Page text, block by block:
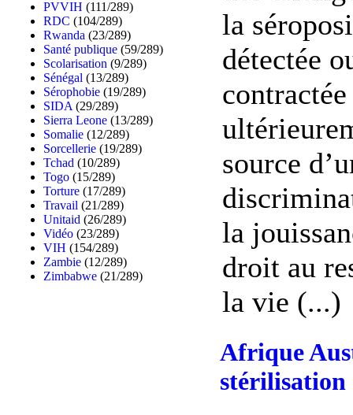
PVVIH (111/289)
RDC (104/289)
Rwanda (23/289)
Santé publique (59/289)
Scolarisation (9/289)
Sénégal (13/289)
Sérophobie (19/289)
SIDA (29/289)
Sierra Leone (13/289)
Somalie (12/289)
Sorcellerie (19/289)
Tchad (10/289)
Togo (15/289)
Torture (17/289)
Travail (21/289)
Unitaid (26/289)
Vidéo (23/289)
VIH (154/289)
Zambie (12/289)
Zimbabwe (21/289)
la
détectée
contractée
source
la
droit au
la vie (...)
Afrique
stérilisation